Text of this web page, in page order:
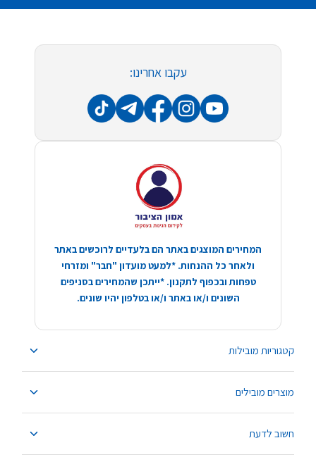
קטגוריות מובילות
מוצרים מובילים
חשוב לדעת
עקבו אחרינו:
המחירים המוצגים באתר הם בלעדיים לרוכשים באתר
ולאחר כל ההנחות. *למעט מועדון "חבר" ומזרחי
טפחות ובכפוף לתקנון. *ייתכן שהמחירים בסניפים
השונים ו/או באתר ו/או בטלפון יהיו שונים.